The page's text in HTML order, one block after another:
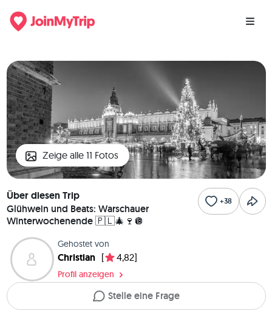
Zeige alle 11 Fotos
Über diesen Trip
Glühwein und Beats: Warschauer
Winterwochenende 🇵🇱🎄🍷🪩
+38
Gehostet von
Christian [ 4,82]
Profil anzeigen
Stelle eine Frage